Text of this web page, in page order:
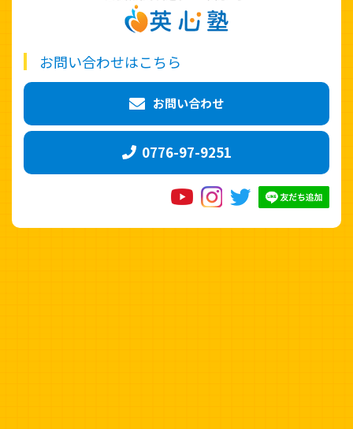
お問い合わせはこちら
お問い合わせ
0776-97-9251